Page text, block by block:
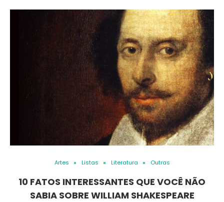
Artes Listas Literatura Outras
10 FATOS INTERESSANTES QUE VOCÊ NÃO
SABIA SOBRE WILLIAM SHAKESPEARE